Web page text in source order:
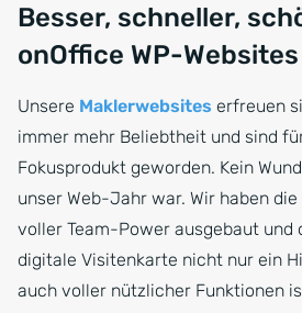
Besser, schneller,
onOffice WP-Websites
Unsere Maklerwebsites erfreuen
immer mehr Beliebtheit und sind
Fokusprodukt geworden. Kein
unser Web-Jahr war. Wir haben
voller Team-Power ausgebaut
digitale Visitenkarte nicht nur ein
auch voller nützlicher Funktionen